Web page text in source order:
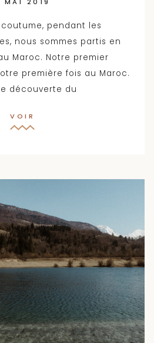
coutume, pendant les
nous sommes partis en
Maroc. Notre premier
première fois au Maroc.
découverte du
VOIR